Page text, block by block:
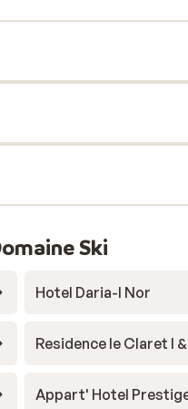
Ski
Hotel Daria-I Nor
Residence le Claret I &
Appart' Hotel